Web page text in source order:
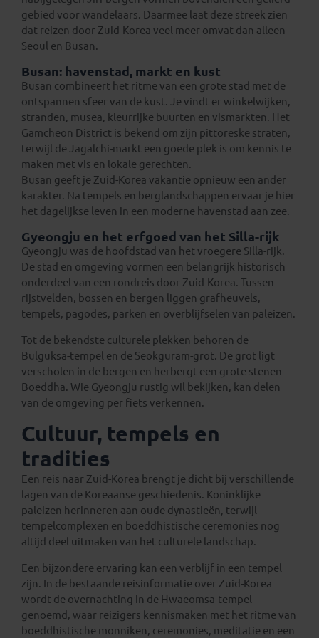
gebied voor wandelaars. Daarmee laat deze streek zien
dat reizen door Zuid-Korea veel meer omvat dan alleen
Seoul en Busan.
Busan: havenstad, markt en kust
Busan combineert het ritme van een grote stad met de
ontspannen sfeer van de kust. Je vindt er winkelwijken,
stranden, musea, kleurrijke buurten en vismarkten. Het
Gamcheon District is bekend om zijn pittoreske straten,
terwijl de Jagalchi-markt een goede plek is om kennis te
maken met vis en lokale gerechten.
Busan geeft je Zuid-Korea vakantie opnieuw een ander
karakter. Na tempels en berglandschappen ervaar je hier
het dagelijkse leven in een moderne havenstad aan zee.
Gyeongju en het erfgoed van het Silla-rijk
Gyeongju was de hoofdstad van het vroegere Silla-rijk.
De stad en omgeving vormen een belangrijk historisch
onderdeel van een rondreis door Zuid-Korea. Tussen
rijstvelden, bossen en bergen liggen grafheuvels,
tempels, pagodes, parken en overblijfselen van paleizen.
Tot de bekendste culturele plekken behoren de
Bulguksa-tempel en de Seokguram-grot. De grot ligt
verscholen in de bergen en herbergt een grote stenen
Boeddha. Wie Gyeongju rustig wil bekijken, kan delen
van de omgeving per fiets verkennen.
Cultuur, tempels en
tradities
Een reis naar Zuid-Korea brengt je dicht bij verschillende
lagen van de Koreaanse geschiedenis. Koninklijke
paleizen herinneren aan oude dynastieën, terwijl
tempelcomplexen en boeddhistische ceremonies nog
altijd deel uitmaken van het culturele landschap.
Een bijzondere ervaring kan een verblijf in een tempel
zijn. In de bestaande reisinformatie over Zuid-Korea
wordt de overnachting in de Hwaeomsa-tempel
genoemd, waar reizigers kennismaken met het ritme van
boeddhistische monniken, ceremonies, meditatie en een